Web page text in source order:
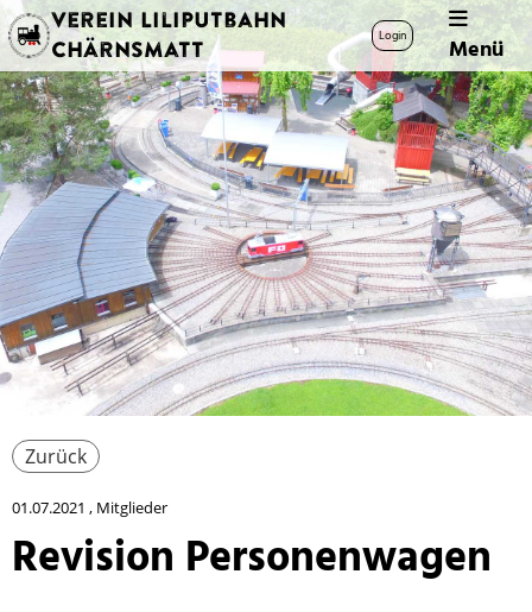
Verein Liliputbahn
Chärnsmatt
Login Menü
Zurück
01.07.2021 , Mitglieder
Revision Personenwagen